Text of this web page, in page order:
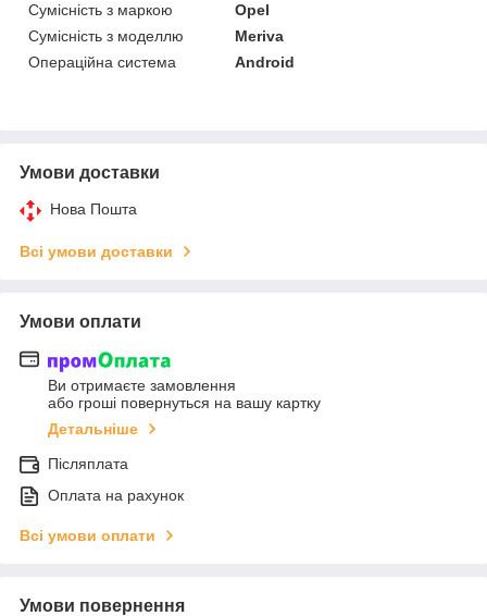
Сумісність з маркою
Opel
Сумісність з моделлю
Meriva
Операційна система
Android
Умови доставки
Нова Пошта
Всі умови доставки
Умови оплати
Ви отримаєте замовлення
або гроші повернуться на вашу картку
Детальніше
Післяплата
Оплата на рахунок
Всі умови оплати
Умови повернення